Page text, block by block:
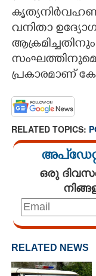
വനിതാ
പ്രകാരമാണ്
RELATED TOPICS:
ഒരു
RELATED NEWS